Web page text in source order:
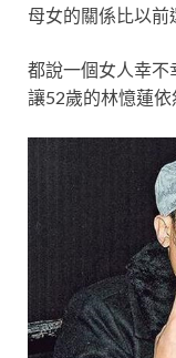
母女的關係比以前
都說一個女人幸不
讓52歲的林憶蓮依